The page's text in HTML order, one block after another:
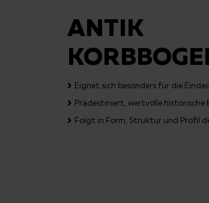
ANTIK
Eignet sich besonders für die
Prädestiniert, wertvolle
Folgt in Form, Struktur und Profil